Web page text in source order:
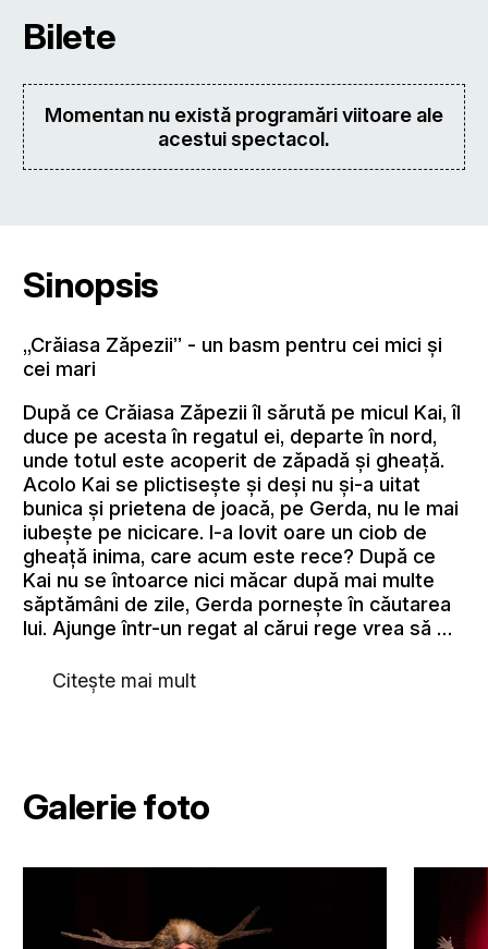
Bilete
Momentan nu există programări viitoare ale
acestui spectacol.
Sinopsis
„Crăiasa Zăpezii” - un basm pentru cei mici și
cei mari
După ce Crăiasa Zăpezii îl sărută pe micul Kai, îl
duce pe acesta în regatul ei, departe în nord,
unde totul este acoperit de zăpadă și gheață.
Acolo Kai se plictisește și deși nu și-a uitat
bunica și prietena de joacă, pe Gerda, nu le mai
iubește pe nicicare. I-a lovit oare un ciob de
gheață inima, care acum este rece? După ce
Kai nu se întoarce nici măcar după mai multe
săptămâni de zile, Gerda pornește în căutarea
lui. Ajunge într-un regat al cărui rege vrea să …
Citește mai mult
Galerie foto